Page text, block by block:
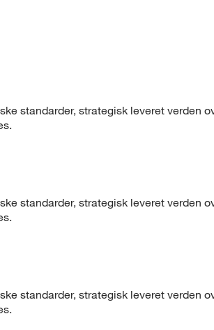
standarder, strategisk leveret verden
standarder, strategisk leveret verden
standarder, strategisk leveret verden